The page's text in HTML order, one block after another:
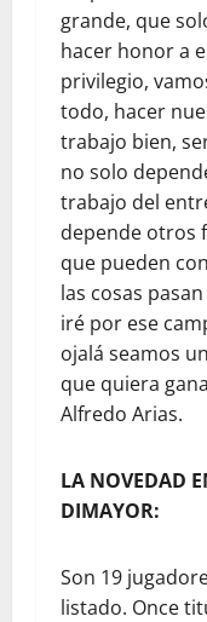
grande, que
hacer honor a
privilegio,
todo, hacer
trabajo bien,
no solo
trabajo del
depende otros
que pueden
las cosas
iré por ese
ojalá seamos
que quiera
Alfredo Arias.
LA NOVEDAD
DIMAYOR:
Son 19
listado. Once